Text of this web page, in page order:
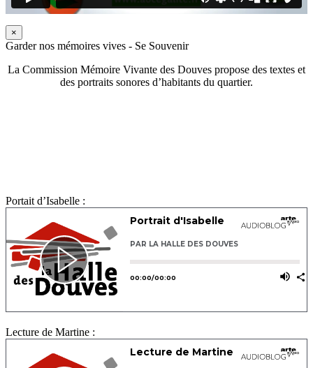
×
Garder nos mémoires vives - Se Souvenir
La Commission Mémoire Vivante des Douves propose des textes et
des portraits sonores d’habitants du quartier.
Portait d’Isabelle :
Lecture de Martine :